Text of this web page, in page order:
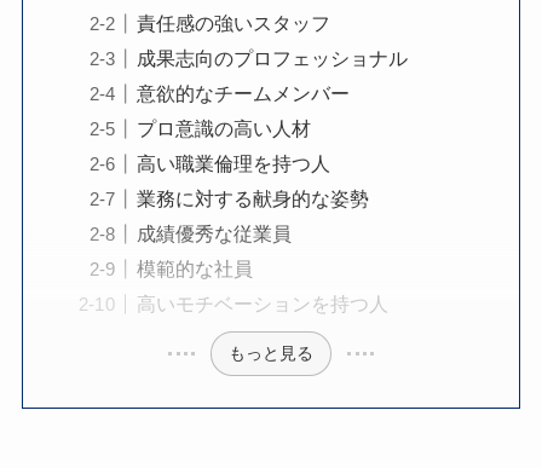
責任感の強いスタッフ
成果志向のプロフェッショナル
意欲的なチームメンバー
プロ意識の高い人材
高い職業倫理を持つ人
業務に対する献身的な姿勢
成績優秀な従業員
模範的な社員
高いモチベーションを持つ人
もっと見る